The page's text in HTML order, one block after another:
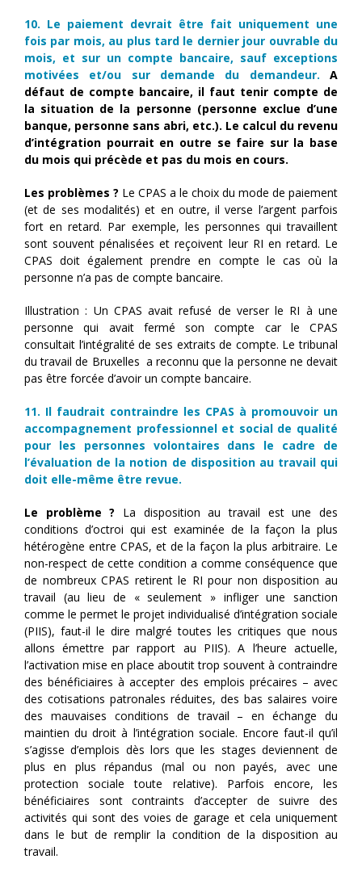
10. Le paiement devrait être fait uniquement une
fois par mois, au plus tard le dernier jour ouvrable du
mois, et sur un compte bancaire, sauf exceptions
motivées et/ou sur demande du demandeur. A
défaut de compte bancaire, il faut tenir compte de
la situation de la personne (personne exclue d’une
banque, personne sans abri, etc.). Le calcul du revenu
d’intégration pourrait en outre se faire sur la base
du mois qui précède et pas du mois en cours.
Les problèmes ? Le CPAS a le choix du mode de paiement
(et de ses modalités) et en outre, il verse l’argent parfois
fort en retard. Par exemple, les personnes qui travaillent
sont souvent pénalisées et reçoivent leur RI en retard. Le
CPAS doit également prendre en compte le cas où la
personne n’a pas de compte bancaire.
Illustration : Un CPAS avait refusé de verser le RI à une
personne qui avait fermé son compte car le CPAS
consultait l’intégralité de ses extraits de compte. Le tribunal
du travail de Bruxelles a reconnu que la personne ne devait
pas être forcée d’avoir un compte bancaire.
11. Il faudrait contraindre les CPAS à promouvoir un
accompagnement professionnel et social de qualité
pour les personnes volontaires dans le cadre de
l’évaluation de la notion de disposition au travail qui
doit elle-même être revue.
Le problème ? La disposition au travail est une des
conditions d’octroi qui est examinée de la façon la plus
hétérogène entre CPAS, et de la façon la plus arbitraire. Le
non-respect de cette condition a comme conséquence que
de nombreux CPAS retirent le RI pour non disposition au
travail (au lieu de « seulement » infliger une sanction
comme le permet le projet individualisé d’intégration sociale
(PIIS), faut-il le dire malgré toutes les critiques que nous
allons émettre par rapport au PIIS). A l’heure actuelle,
l’activation mise en place aboutit trop souvent à contraindre
des bénéficiaires à accepter des emplois précaires – avec
des cotisations patronales réduites, des bas salaires voire
des mauvaises conditions de travail – en échange du
maintien du droit à l’intégration sociale. Encore faut-il qu’il
s’agisse d’emplois dès lors que les stages deviennent de
plus en plus répandus (mal ou non payés, avec une
protection sociale toute relative). Parfois encore, les
bénéficiaires sont contraints d’accepter de suivre des
activités qui sont des voies de garage et cela uniquement
dans le but de remplir la condition de la disposition au
travail.